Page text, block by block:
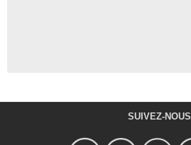
SUIVEZ-NOUS